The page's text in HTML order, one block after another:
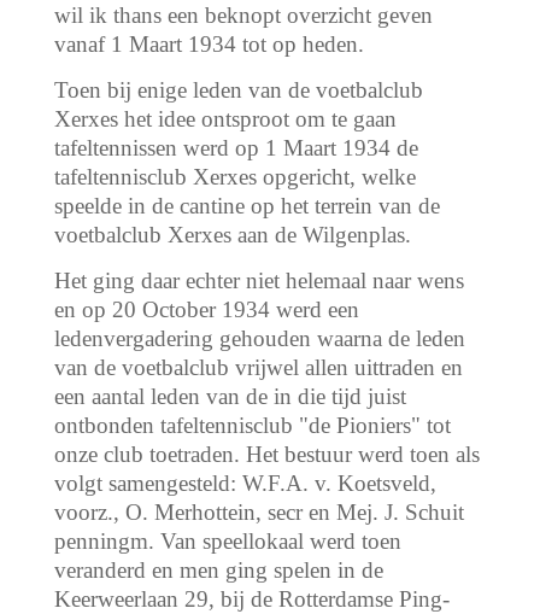
wil ik thans een beknopt overzicht geven
vanaf 1 Maart 1934 tot op heden.
Toen bij enige leden van de voetbalclub
Xerxes het idee ontsproot om te gaan
tafeltennissen werd op 1 Maart 1934 de
tafeltennisclub Xerxes opgericht, welke
speelde in de cantine op het terrein van de
voetbalclub Xerxes aan de Wilgenplas.
Het ging daar echter niet helemaal naar wens
en op 20 October 1934 werd een
ledenvergadering gehouden waarna de leden
van de voetbalclub vrijwel allen uittraden en
een aantal leden van de in die tijd juist
ontbonden tafeltennisclub "de Pioniers" tot
onze club toetraden. Het bestuur werd toen als
volgt samengesteld: W.F.A. v. Koetsveld,
voorz., O. Merhottein, secr en Mej. J. Schuit
penningm. Van speellokaal werd toen
veranderd en men ging spelen in de
Keerweerlaan 29, bij de Rotterdamse Ping-